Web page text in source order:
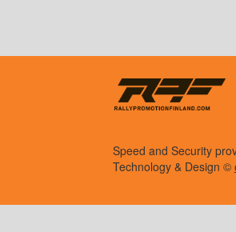
Speed and Security
Technology & Design ©